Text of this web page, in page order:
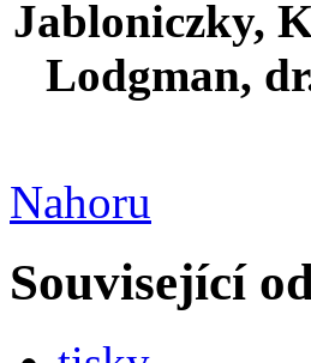
Jabloniczky,
Lodgman,
Nahoru
Související